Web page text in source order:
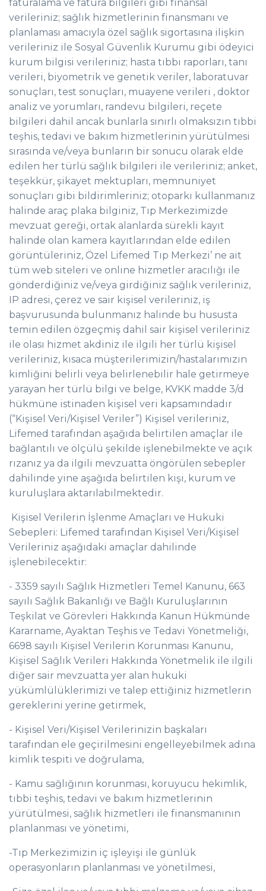
faturalama ve fatura bilgileri gibi finansal
verileriniz; sağlık hizmetlerinin finansmanı ve
planlaması amacıyla özel sağlık sigortasına ilişkin
verileriniz ile Sosyal Güvenlik Kurumu gibi ödeyici
kurum bilgisi verileriniz; hasta tıbbi raporları, tanı
verileri, biyometrik ve genetik veriler, laboratuvar
sonuçları, test sonuçları, muayene verileri , doktor
analiz ve yorumları, randevu bilgileri, reçete
bilgileri dahil ancak bunlarla sınırlı olmaksızın tıbbi
teşhis, tedavi ve bakım hizmetlerinin yürütülmesi
sırasında ve/veya bunların bir sonucu olarak elde
edilen her türlü sağlık bilgileri ile verileriniz; anket,
teşekkür, şikayet mektupları, memnuniyet
sonuçları gibi bildirimleriniz; otoparkı kullanmanız
halinde araç plaka bilginiz, Tıp Merkezimizde
mevzuat gereği, ortak alanlarda sürekli kayıt
halinde olan kamera kayıtlarından elde edilen
görüntüleriniz, Özel Lifemed Tıp Merkezi’ ne ait
tüm web siteleri ve online hizmetler aracılığı ile
gönderdiğiniz ve/veya girdiğiniz sağlık verileriniz,
IP adresi, çerez ve sair kişisel verileriniz, iş
başvurusunda bulunmanız halinde bu hususta
temin edilen özgeçmiş dahil sair kişisel verileriniz
ile olası hizmet akdiniz ile ilgili her türlü kişisel
verileriniz, kısaca müşterilerimizin/hastalarımızın
kimliğini belirli veya belirlenebilir hale getirmeye
yarayan her türlü bilgi ve belge, KVKK madde 3/d
hükmüne istinaden kişisel veri kapsamındadır
(“Kişisel Veri/Kişisel Veriler”) Kişisel verileriniz,
Lifemed tarafından aşağıda belirtilen amaçlar ile
bağlantılı ve ölçülü şekilde işlenebilmekte ve açık
rızanız ya da ilgili mevzuatta öngörülen sebepler
dahilinde yine aşağıda belirtilen kişi, kurum ve
kuruluşlara aktarılabilmektedir.
Kişisel Verilerin İşlenme Amaçları ve Hukuki
Sebepleri: Lifemed tarafından Kişisel Veri/Kişisel
Verileriniz aşağıdaki amaçlar dahilinde
işlenebilecektir:
- 3359 sayılı Sağlık Hizmetleri Temel Kanunu, 663
sayılı Sağlık Bakanlığı ve Bağlı Kuruluşlarının
Teşkilat ve Görevleri Hakkında Kanun Hükmünde
Kararname, Ayaktan Teşhis ve Tedavi Yönetmeliği,
6698 sayılı Kişisel Verilerin Korunması Kanunu,
Kişisel Sağlık Verileri Hakkında Yönetmelik ile ilgili
diğer sair mevzuatta yer alan hukuki
yükümlülüklerimizi ve talep ettiğiniz hizmetlerin
gereklerini yerine getirmek,
- Kişisel Veri/Kişisel Verilerinizin başkaları
tarafından ele geçirilmesini engelleyebilmek adına
kimlik tespiti ve doğrulama,
- Kamu sağlığının korunması, koruyucu hekimlik,
tıbbi teşhis, tedavi ve bakım hizmetlerinin
yürütülmesi, sağlık hizmetleri ile finansmanının
planlanması ve yönetimi,
-Tıp Merkezimizin iç işleyişi ile günlük
operasyonların planlanması ve yönetilmesi,